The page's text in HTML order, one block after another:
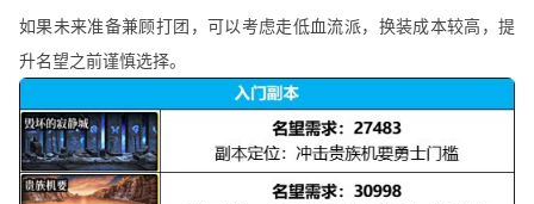
如果未来准备兼顾打团，可以考虑走低血流派，换装成本较高，提
升名望之前谨慎选择。